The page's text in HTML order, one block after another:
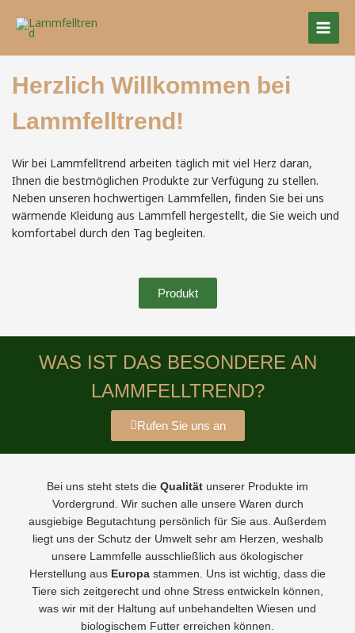
Inhalt
springen
Herzlich Willkommen bei
Lammfelltrend!
Wir bei Lammfelltrend arbeiten täglich mit viel Herz daran,
Ihnen die bestmöglichen Produkte zur Verfügung zu stellen.
Neben unseren hochwertigen Lammfellen, finden Sie bei uns
wärmende Kleidung aus Lammfell hergestellt, die Sie weich und
komfortabel durch den Tag begleiten.
Produkt
WAS IST DAS BESONDERE AN
LAMMFELLTREND?
Rufen Sie uns an
Bei uns steht stets die Qualität unserer Produkte im
Vordergrund. Wir suchen alle unsere Waren durch
ausgiebige Begutachtung persönlich für Sie aus. Außerdem
liegt uns der Schutz der Umwelt sehr am Herzen, weshalb
unsere Lammfelle ausschließlich aus ökologischer
Herstellung aus Europa stammen. Uns ist wichtig, dass die
Tiere sich zeitgerecht und ohne Stress entwickeln können,
was wir mit der Haltung auf unbehandelten Wiesen und
biologischem Futter erreichen können.